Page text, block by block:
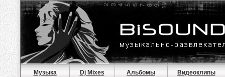
Музыка Dj Mixes Альбомы Видеоклипы